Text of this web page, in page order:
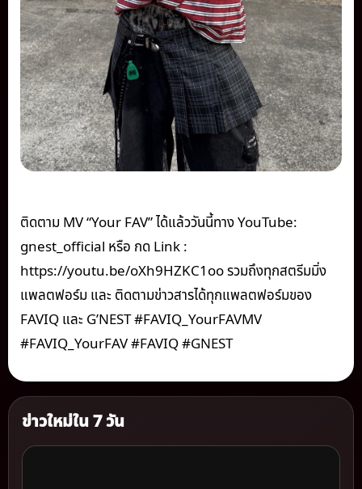
ติดตาม MV “Your FAV” ได้แล้ววันนี้ทาง YouTube:
gnest_official หรือ กด Link :
https://youtu.be/oXh9HZKC1oo รวมถึงทุกสตรีมมิ่ง
แพลตฟอร์ม และ ติดตามข่าวสารได้ทุกแพลตฟอร์มของ
FAVIQ และ G’NEST #FAVIQ_YourFAVMV
#FAVIQ_YourFAV #FAVIQ #GNEST
ข่าวใหม่ใน 7 วัน